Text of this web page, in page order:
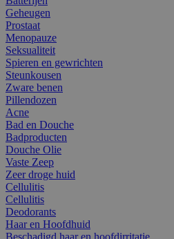
Geheugen
Prostaat
Menopauze
Seksualiteit
Spieren en gewrichten
Steunkousen
Zware benen
Pillendozen
Acne
Bad en Douche
Badproducten
Douche Olie
Vaste Zeep
Zeer droge huid
Cellulitis
Cellulitis
Deodorants
Haar en Hoofdhuid
Beschadigd haar en hoofdirritatie